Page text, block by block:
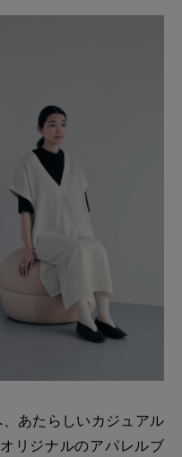
あたらしいカジュアル
リジナルのアパレルブ